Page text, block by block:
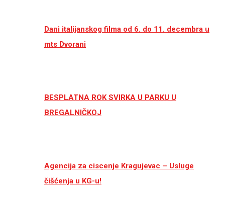
Dani italijanskog filma od 6. do 11. decembra u
mts Dvorani
BESPLATNA ROK SVIRKA U PARKU U
BREGALNIČKOJ
Agencija za ciscenje Kragujevac – Usluge
čišćenja u KG-u!